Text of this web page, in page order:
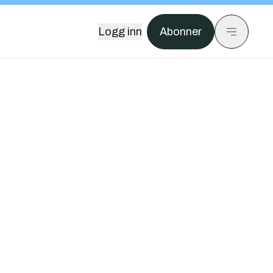
Logg inn Abonner